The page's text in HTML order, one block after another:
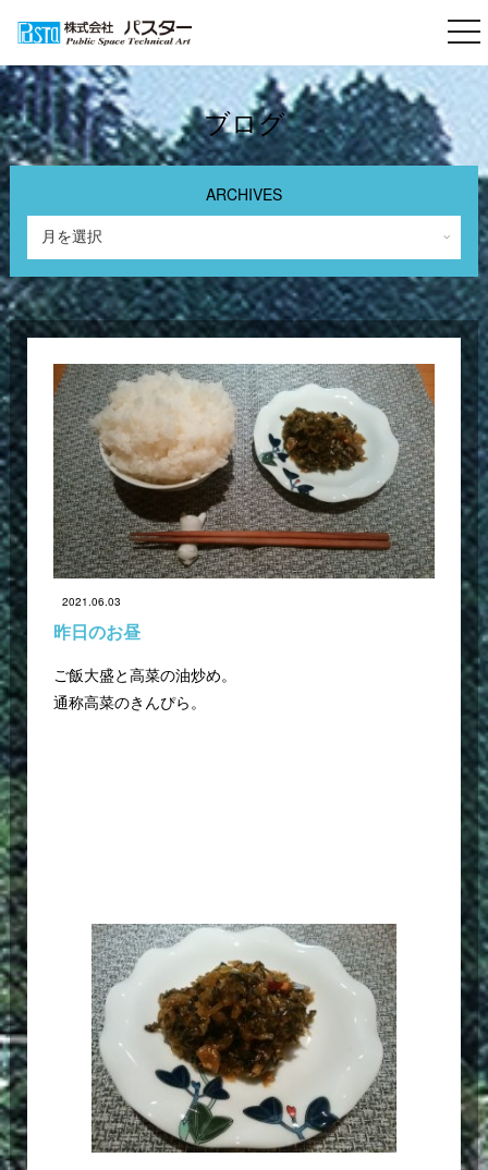
ブログ
2021.06.03
昨日のお昼
ご飯大盛と高菜の油炒め。
通称高菜のきんぴら。
ARCHIVES